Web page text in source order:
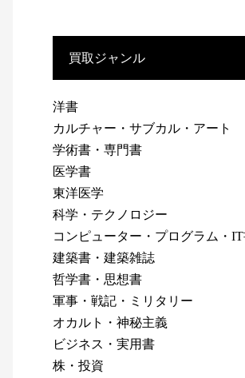
買取ジャンル
洋書
カルチャー・サブカル・アート
学術書・専門書
医学書
東洋医学
科学・テクノロジー
コンピューター・プログラム・
建築書・建築雑誌
哲学書・思想書
軍事・戦記・ミリタリー
オカルト・神秘主義
ビジネス・実用書
株・投資